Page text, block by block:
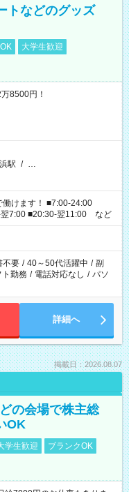
トなどのグッズ
大学生歓迎
8500円！
駅 / …
働けます！ ■7:00-24:00
7:00 ■20:30-翌11:00 など
不要 / 40～50代活躍中 / 副
ト勤務 / 電話対応なし / パソ
詳細へ
掲載日：2026.08.07
の会場で株主総
OK
学生歓迎
ブランクOK